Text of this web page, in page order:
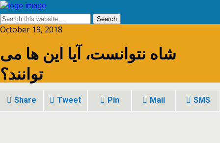
October 19, 2018
شاه نتوانست، آیا این ها می
توانند؟
Share Tweet Pin Mail SMS